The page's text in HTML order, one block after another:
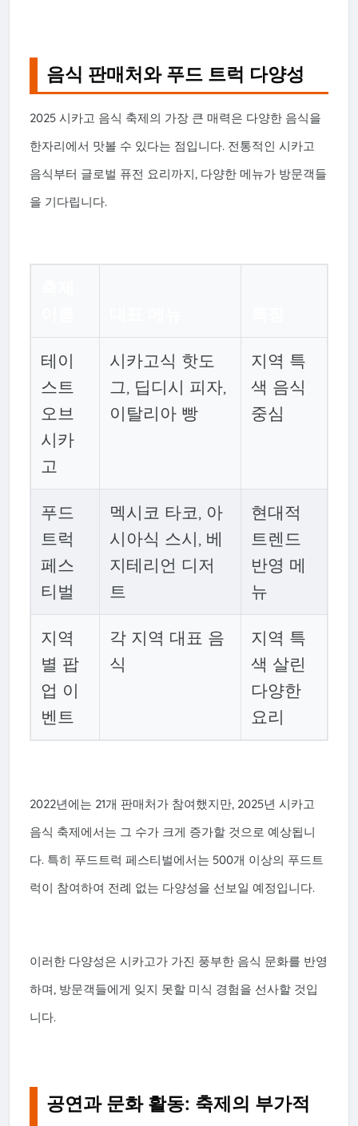
음식 판매처와 푸드 트럭 다양성
2025 시카고 음식 축제의 가장 큰 매력은 다양한 음식을
한자리에서 맛볼 수 있다는 점입니다. 전통적인 시카고
음식부터 글로벌 퓨전 요리까지, 다양한 메뉴가 방문객들
을 기다립니다.
테이
스트
오브
시카
고
시카고식 핫도
그, 딥디시 피자,
이탈리아 빵
지역 특
색 음식
중심
푸드
트럭
페스
티벌
멕시코 타코, 아
시아식 스시, 베
지테리언 디저
트
현대적
트렌드
반영 메
뉴
지역
별 팝
업 이
벤트
각 지역 대표 음
식
지역 특
색 살린
다양한
요리
2022년에는 21개 판매처가 참여했지만, 2025년 시카고
음식 축제에서는 그 수가 크게 증가할 것으로 예상됩니
다. 특히 푸드트럭 페스티벌에서는 500개 이상의 푸드트
럭이 참여하여 전례 없는 다양성을 선보일 예정입니다.
이러한 다양성은 시카고가 가진 풍부한 음식 문화를 반영
하며, 방문객들에게 잊지 못할 미식 경험을 선사할 것입
니다.
공연과 문화 활동: 축제의 부가적